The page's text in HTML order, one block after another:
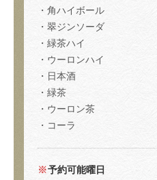
・角ハイボール
・翠ジンソーダ
・緑茶ハイ
・ウーロンハイ
・日本酒
・緑茶
・ウーロン茶
・コーラ
予約可能曜日
この店舗情報
★2時間飲み放題付き★貸し切
奈良酒処やまと
東京都小金井市本町６丁目５－３
https://narasakedokoroyamato.owst.jp/